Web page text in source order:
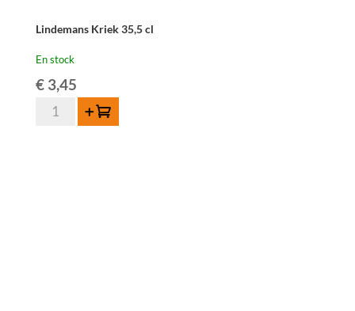
Lindemans Kriek 35,5 cl
En stock
€3,45
quantité
Ajouter au panier